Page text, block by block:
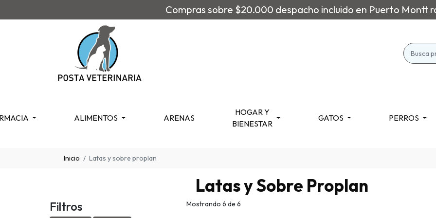
Compras sobre $20.000 despacho incluido en Puerto Montt
ALIMENTOS ARENAS
HOGAR Y
BIENESTAR
GATOS PERROS
Inicio Latas y sobre proplan
Latas y Sobre Proplan
Filtros Mostrando 6 de 6